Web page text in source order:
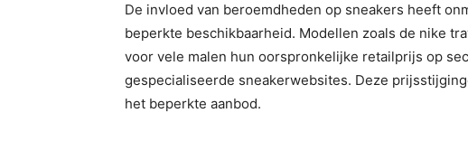
De invloed van beroemdheden op sneakers heeft
beperkte beschikbaarheid. Modellen zoals de nike
voor vele malen hun oorspronkelijke retailprijs op
gespecialiseerde sneakerwebsites. Deze
het beperkte aanbod.